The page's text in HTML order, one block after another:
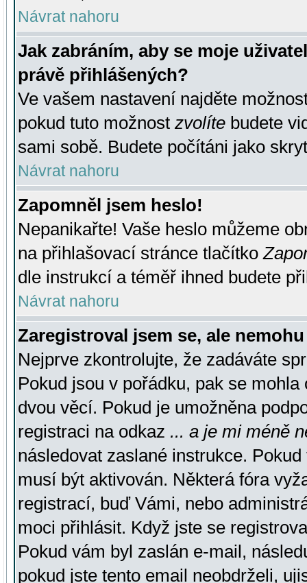
Návrat nahoru
Jak zabráním, aby se moje
právě přihlášených?
Ve vašem nastavení najděte
pokud tuto možnost zvolíte budete
sami sobě. Budete počítáni jako
Návrat nahoru
Zapomněl jsem heslo!
Nepanikařte! Vaše heslo můžeme
na přihlašovací stránce tlačítko
dle instrukcí a téměř ihned budete
Návrat nahoru
Zaregistroval jsem se, ale
Nejprve zkontrolujte, že zadáváte
Pokud jsou v pořádku, pak se
dvou věcí. Pokud je umožněna
registraci na odkaz ... a je mi méně
následovat zaslané instrukce.
musí být aktivován. Některá fóra
registrací, buď Vámi, nebo
moci přihlásit. Když jste se
Pokud vám byl zaslán e-mail,
pokud jste tento email neobdrželi,